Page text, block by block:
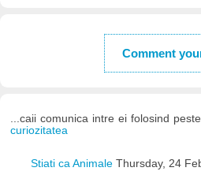
Comment
...caii comunica intre ei folosind
curiozitatea
Stiati ca Animale Thursday, 24